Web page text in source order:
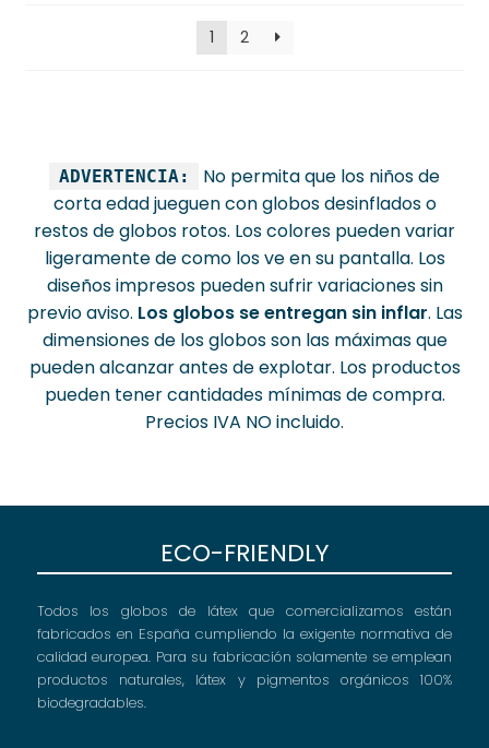
1 2
ADVERTENCIA:
No permita que los niños de
corta edad jueguen con globos desinflados o
restos de globos rotos. Los colores pueden variar
ligeramente de como los ve en su pantalla. Los
diseños impresos pueden sufrir variaciones sin
previo aviso. Los globos se entregan sin inflar. Las
dimensiones de los globos son las máximas que
pueden alcanzar antes de explotar. Los productos
pueden tener cantidades mínimas de compra.
Precios IVA NO incluido.
ECO-FRIENDLY
Todos los globos de látex que comercializamos están
fabricados en España cumpliendo la exigente normativa de
calidad europea. Para su fabricación solamente se emplean
productos naturales, látex y pigmentos orgánicos 100%
biodegradables.